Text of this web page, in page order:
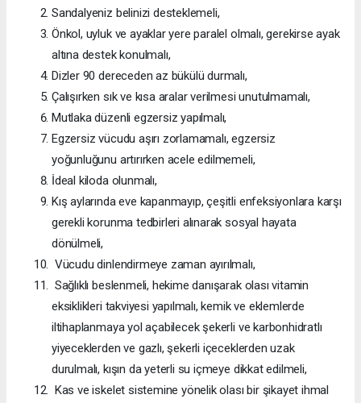
Sandalyeniz belinizi desteklemeli,
Önkol, uyluk ve ayaklar yere paralel olmalı, gerekirse ayak
altına destek konulmalı,
Dizler 90 dereceden az bükülü durmalı,
Çalışırken sık ve kısa aralar verilmesi unutulmamalı,
Mutlaka düzenli egzersiz yapılmalı,
Egzersiz vücudu aşırı zorlamamalı, egzersiz
yoğunluğunu artırırken acele edilmemeli,
İdeal kiloda olunmalı,
Kış aylarında eve kapanmayıp, çeşitli enfeksiyonlara karşı
gerekli korunma tedbirleri alınarak sosyal hayata
dönülmeli,
Vücudu dinlendirmeye zaman ayırılmalı,
Sağlıklı beslenmeli, hekime danışarak olası vitamin
eksiklikleri takviyesi yapılmalı, kemik ve eklemlerde
iltihaplanmaya yol açabilecek şekerli ve karbonhidratlı
yiyeceklerden ve gazlı, şekerli içeceklerden uzak
durulmalı, kışın da yeterli su içmeye dikkat edilmeli,
Kas ve iskelet sistemine yönelik olası bir şikayet ihmal